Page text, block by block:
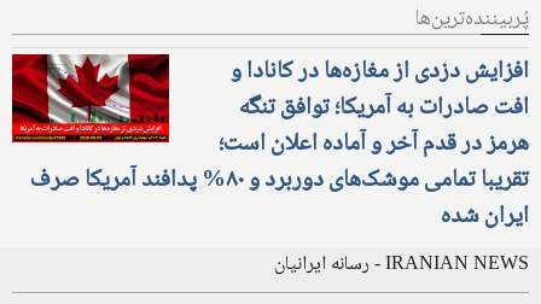
پُربیننده‌ترین‌ها
افزایش دزدی از مغازه‌ها در کانادا و
افت صادرات به آمریکا؛ توافق تنگه
هرمز در قدم آخر و آماده اعلان است؛
تقریبا تمامی موشک‌های دوربرد و ۸۰% پدافند آمریکا صرف
ایران شده
IRANIAN NEWS - رسانه ایرانیان